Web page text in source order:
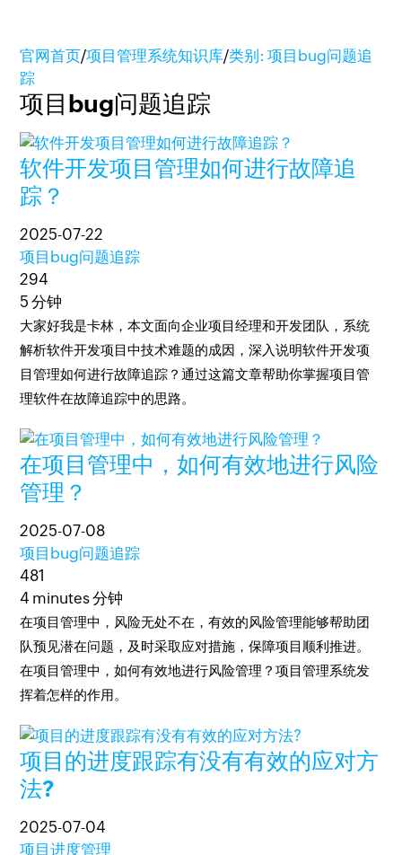
官网首页/项目管理系统知识库/类别: 项目bug问题追
踪
项目bug问题追踪
软件开发项目管理如何进行故障追
踪？
2025-07-22
项目bug问题追踪
294
5 分钟
大家好我是卡林，本文面向企业项目经理和开发团队，系统
解析软件开发项目中技术难题的成因，深入说明软件开发项
目管理如何进行故障追踪？通过这篇文章帮助你掌握项目管
理软件在故障追踪中的思路。
在项目管理中，如何有效地进行风险
管理？
2025-07-08
项目bug问题追踪
481
4 minutes 分钟
在项目管理中，风险无处不在，有效的风险管理能够帮助团
队预见潜在问题，及时采取应对措施，保障项目顺利推进。
在项目管理中，如何有效地进行风险管理？项目管理系统发
挥着怎样的作用。
项目的进度跟踪有没有有效的应对方
法?
2025-07-04
项目进度管理